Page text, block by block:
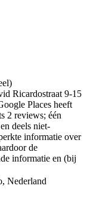
Ricardostraat 9-15
Places heeft
2 reviews; één
deels niet-
informatie over
de
informatie en (bij
Nederland